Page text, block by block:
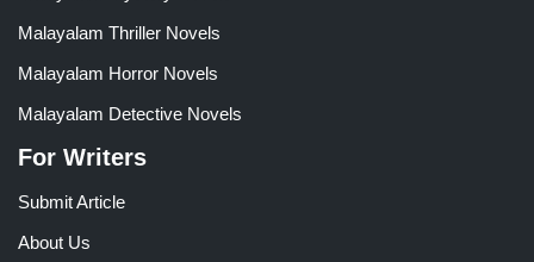
Malayalam Thriller Novels
Malayalam Horror Novels
Malayalam Detective Novels
For Writers
Submit Article
About Us